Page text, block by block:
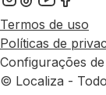
Termos de uso
Políticas de
Configurações
© Localiza -